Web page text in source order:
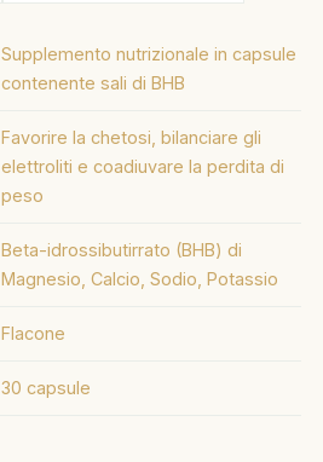
Supplemento nutrizionale in capsule
contenente sali di BHB
Favorire la chetosi, bilanciare gli
elettroliti e coadiuvare la perdita di
peso
Beta-idrossibutirrato (BHB) di
Magnesio, Calcio, Sodio, Potassio
Flacone
30 capsule